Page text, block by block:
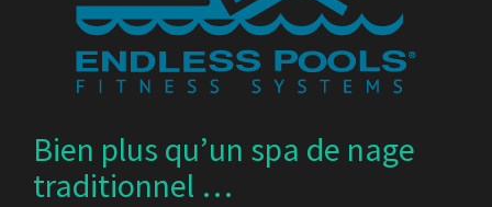
Bien plus qu’un spa de nage
traditionnel …